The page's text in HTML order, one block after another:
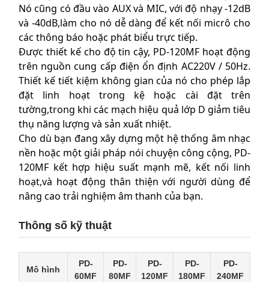
Nó cũng có đầu vào AUX và MIC, với độ nhạy -12dB
và -40dB,làm cho nó dễ dàng để kết nối micrô cho
các thông báo hoặc phát biểu trực tiếp.
Được thiết kế cho độ tin cậy, PD-120MF hoạt động
trên nguồn cung cấp điện ổn định AC220V / 50Hz.
Thiết kế tiết kiệm không gian của nó cho phép lắp
đặt linh hoạt trong kệ hoặc cài đặt trên
tường,trong khi các mạch hiệu quả lớp D giảm tiêu
thụ năng lượng và sản xuất nhiệt.
Cho dù bạn đang xây dựng một hệ thống âm nhạc
nền hoặc một giải pháp nói chuyện công cộng, PD-
120MF kết hợp hiệu suất mạnh mẽ, kết nối linh
hoạt,và hoạt động thân thiện với người dùng để
nâng cao trải nghiệm âm thanh của bạn.
Thông số kỹ thuật
Mô hình
PD-
60MF
PD-
80MF
PD-
120MF
PD-
180MF
PD-
240MF